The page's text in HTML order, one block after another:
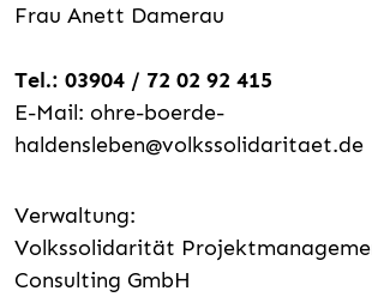
Frau Anett Damerau
Tel.: 03904 / 72 02 92 415
E-Mail: ohre-boerde-
haldensleben@volkssolidaritaet.de
Verwaltung:
Volkssolidarität
Consulting GmbH